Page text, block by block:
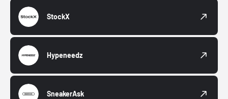
StockX
Hypeneedz
SneakerAsk